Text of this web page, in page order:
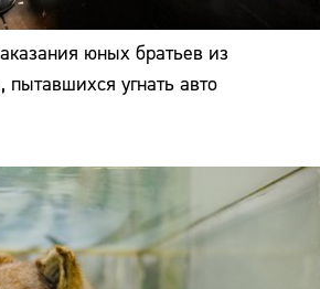
юных братьев из
пытавшихся угнать авто